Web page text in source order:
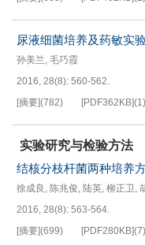
尿液细菌培养及药敏实
孙美兰, 毛巧霞
2016, 28(8): 560-562.
[摘要](782) [PDF362KB](1)
实验研究与检验方法
结核分枝杆菌两种培养
徐成良 , 陈兆俊, 陆英, 柳正卫,
2016, 28(8): 563-564.
[摘要](699) [PDF280KB](7)